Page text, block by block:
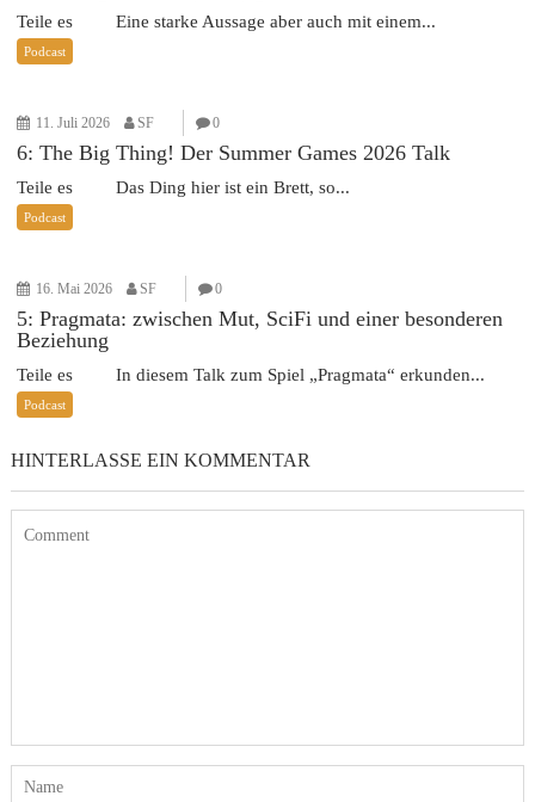
Teile es Eine starke Aussage aber auch mit einem...
Podcast
11. Juli 2026 SF 0
6: The Big Thing! Der Summer Games 2026 Talk
Teile es Das Ding hier ist ein Brett, so...
Podcast
16. Mai 2026 SF 0
5: Pragmata: zwischen Mut, SciFi und einer besonderen
Beziehung
Teile es In diesem Talk zum Spiel „Pragmata“ erkunden...
Podcast
HINTERLASSE EIN KOMMENTAR